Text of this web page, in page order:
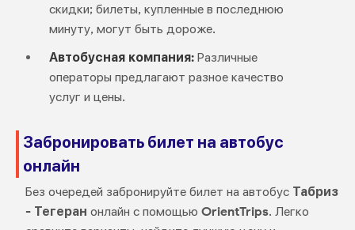
скидки; билеты, купленные в последнюю
минуту, могут быть дороже.
Автобусная компания:Различные
операторы предлагают разное качество
услуг и цены.
Забронировать билет на автобус
онлайн
Без очередей забронируйте билет на автобус Табриз
- Тегеран онлайн с помощью OrientTrips. Легко